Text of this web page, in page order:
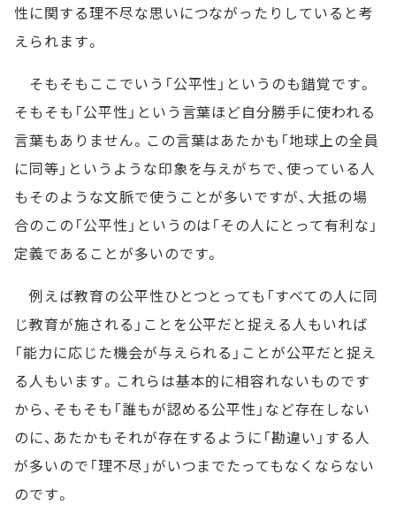
性に関する理不尽な思いにつながったりしていると考
えられます。
そもそもここでいう「公平性」というのも錯覚です。
そもそも「公平性」という言葉ほど自分勝手に使われる
言葉もありません。この言葉はあたかも「地球上の全員
に同等」というような印象を与えがちで、使っている人
もそのような文脈で使うことが多いですが、大抵の場
合のこの「公平性」というのは「その人にとって有利な」
定義であることが多いのです。
例えば教育の公平性ひとつとっても「すべての人に同
じ教育が施される」ことを公平だと捉える人もいれば
「能力に応じた機会が与えられる」ことが公平だと捉え
る人もいます。これらは基本的に相容れないものです
から、そもそも「誰もが認める公平性」など存在しない
のに、あたかもそれが存在するように「勘違い」する人
が多いので「理不尽」がいつまでたってもなくならない
のです。